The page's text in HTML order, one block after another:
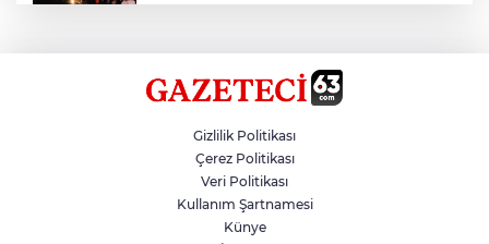
Siverek’te Mahmut Gülel Dönemi
Filistin Konvoyuna Coşkulu Karşılama
Gizlilik Politikası
Çerez Politikası
Veri Politikası
Kullanım Şartnamesi
Künye